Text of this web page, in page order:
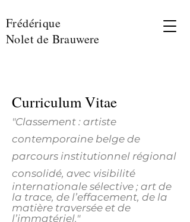
Frédérique
Nolet de Brauwere
Curriculum Vitae
"Classement : artiste
contemporaine belge de
parcours institutionnel régional
consolidé, avec visibilité
internationale sélective ; art de
la trace, de l’effacement, de la
matière traversée et de
l’immatériel."